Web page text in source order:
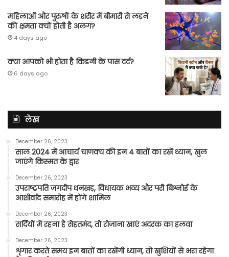
महिलाओं और पुरुषों के शरीर में बीमारी से लड़ने
की क्षमता क्यों होती है अलग?
4 days ago
क्या आपको भी होता है किडनी के पास दर्द?
6 days ago
लेख
December 26, 2023
साल 2024 में आचार्य चाणक्य की इन 4 बातों का रखें ध्यान, खुल
जाएंगे किस्मत के द्वार
December 26, 2023
उपराष्ट्रपति जगदीप धनखड़, विधायक भव्य और परी बिश्नोई के
आशीर्वाद समारोह में होंगे शामिल
December 26, 2023
सर्दियों में रहना है सेहतमंद, तो रोजाना खाएं अदरक का हलवा
December 26, 2023
शृंगार करते समय इन बातों का रखेंगी ध्यान, तो खुशियों से भरा रहेगा